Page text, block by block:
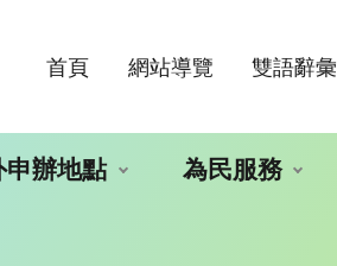
首頁 網站導覽 雙語辭彙
申辦地點 為民服務